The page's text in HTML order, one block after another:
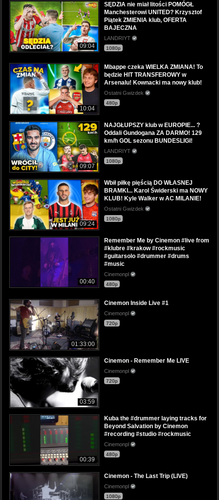
09:04
SĘDZIA nie miał litości POMÓGŁ
Manchesterowi UNITED? Krzysztof
Piątek ZMIENIA klub, OFERTA
BAJECZNA
LANDRIYT
1080p
10:04
Mbappe czeka WIELKA ZMIANA! To
będzie HIT TRANSFEROWY w
Arsenalu! Kownacki ma nowy klub!
Ostatni Gwizdek
480p
09:07
NAJGŁUPSZY klub w EUROPIE... ?
Oddali Gundogana ZA DARMO! 129
km/h GOL sezonu BUNDESLIGI!
LANDRIYT
1080p
09:24
Wbił piłkę pięścią DO WŁASNEJ
BRAMKI... Karol Świderski ma NOWY
KLUB! Kyle Walker w AC MILANIE!
Ostatni Gwizdek
1080p
00:40
Remember Me by Cinemon #live from
#klubre #krakow #rockmusic
#guitarsolo #drummer #drums
#music
Cinemonpl
480p
01:33:00
Cinemon Inside Live #1
Cinemonpl
720p
03:59
Cinemon - Remember Me LIVE
Cinemonpl
720p
00:39
Kuba the #drummer laying tracks for
Beyond Salvation by Cinemon
#recording #studio #rockmusic
Cinemonpl
480p
Cinemon - The Last Trip (LIVE)
Cinemonpl
1080p